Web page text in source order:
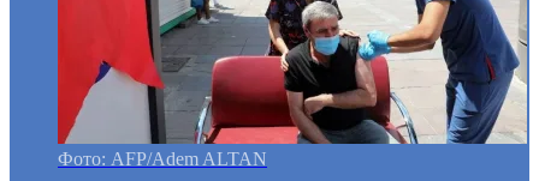
Фото: AFP/Adem ALTAN